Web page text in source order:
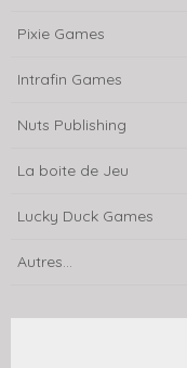
Pixie Games
Intrafin Games
Nuts Publishing
La boite de Jeu
Lucky Duck Games
Autres...